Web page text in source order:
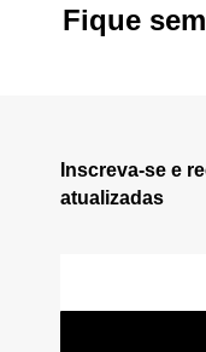
Fique
Inscreva-se e
atualizadas